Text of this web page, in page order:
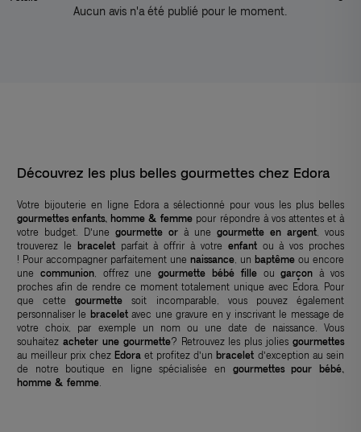
Aucun avis n'a été publié pour le moment.
Découvrez les plus belles gourmettes chez Edora
Votre bijouterie en ligne Edora a sélectionné pour vous les plus belles
gourmettes enfants, homme & femme pour répondre à vos attentes et à
votre budget. D’une gourmette or à une gourmette en argent , vous
trouverez le braceletparfait à offrir à votre enfantou à vos proches
! Pour accompagner parfaitement une naissance , un baptême ou encore
une communion, offrez unegourmette bébé filleougarçon à vos
proches afin de rendre ce moment totalement unique avec Edora. Pour
que cettegourmettesoit incomparable, vous pouvez également
personnaliser le braceletavec une gravure en y inscrivant le message de
votre choix, par exemple un nom ou une date de naissance. Vous
souhaitez acheter une gourmette? Retrouvez les plus jolies gourmettes
au meilleur prix chez Edoraet profitez d’unbracelet d’exception au sein
de notre boutique en ligne spécialisée en gourmettes pour bébé,
homme & femme